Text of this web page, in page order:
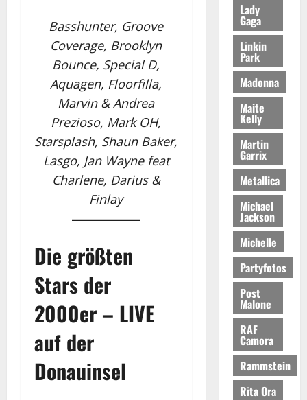
Basshunter, Groove
Coverage, Brooklyn
Bounce, Special D,
Aquagen, Floorfilla,
Marvin & Andrea
Prezioso, Mark OH,
Starsplash, Shaun Baker,
Lasgo, Jan Wayne feat
Charlene, Darius &
Finlay
Die größten
Stars der
2000er – LIVE
auf der
Donauinsel
Lady
Gaga
Linkin
Park
Madonna
Maite
Kelly
Martin
Garrix
Metallica
Michael
Jackson
Michelle
Partyfotos
Post
Malone
RAF
Camora
Rammstein
Rita Ora